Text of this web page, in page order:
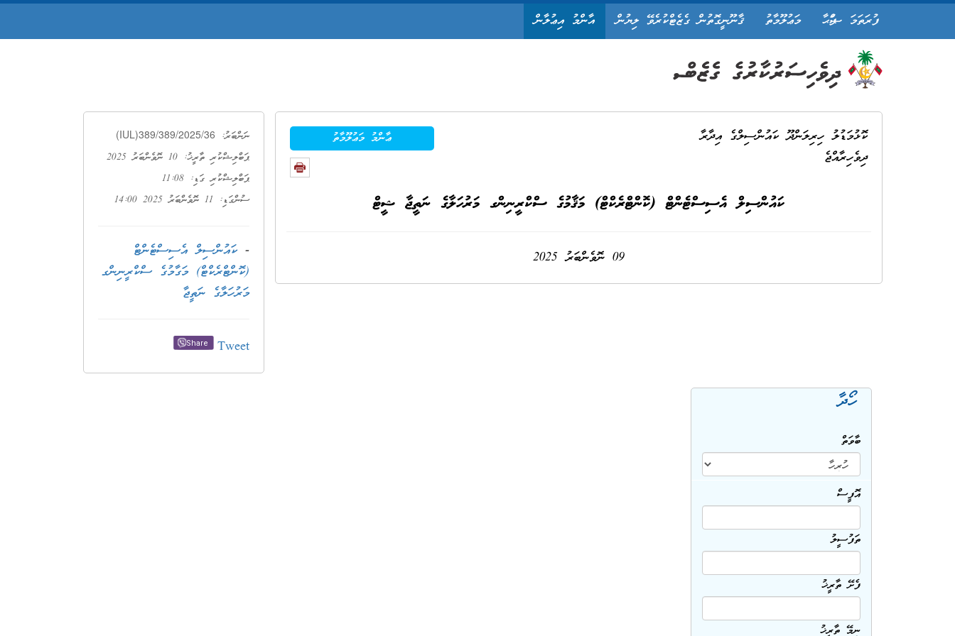
ފުރަތަމަ ޞަފްޙާ މަޢުލޫމާތު ޤާނޫނީގޮތުން ގެޒެޓްކުރެވޭ ލިޔުން އާންމު އިޢުލާން
ޢާންމު މަޢުލޫމާތު
ކޮޅުމަޑުލު ހިރިލަންދޫ ކައުންސިލްގެ އިދާރާ
ދިވެހިރާއްޖެ
ކައުންސިލް އެސިސްޓެންޓް (ކޮންޓްރެކްޓް) މަޤާމުގެ ސްކްރީނިންގ މަރުހަލާގެ ނަތީޖާ ޝީޓް
09 ނޮވެންބަރު 2025
ނަންބަރު: (IUL)389/389/2025/36
ޕަބްލިޝްކުރި ތާރީޚު: 10 ނޮވެންބަރު 2025
ޕަބްލިޝްކުރި ގަޑި: 11:08
ސުންގަޑި: 11 ނޮވެންބަރު 2025 14:00
-ކައުންސިލް އެސިސްޓެންޓް
(ކޮންޓްރެކްޓް) މަގާމުގެ ސްކްރީނިންގ
މަރުހަލާގެ ނަތީޖާ
Tweet
Share
ހޯދާ
ބާވަތް
އޮފީސް
ތަފުސީލު
ފެށޭ ތާރީޚު
ނިމޭ ތާރީޚު